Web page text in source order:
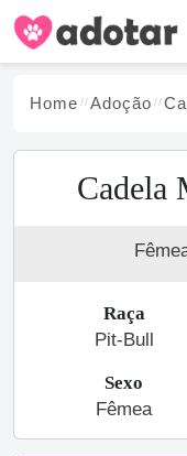
Home Adoção
Cadela
Raça
Pit-Bull
Sexo
Fêmea